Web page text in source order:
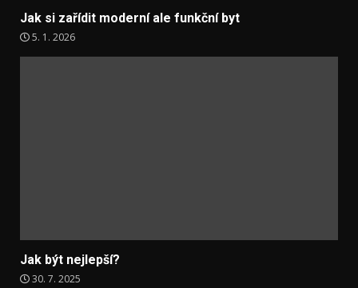
Jak si zařídit moderní ale funkční byt
5. 1. 2026
Jak být nejlepší?
30. 7. 2025